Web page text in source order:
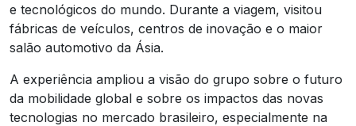
e tecnológicos do mundo. Durante a viagem, visitou
fábricas de veículos, centros de inovação e o maior
salão automotivo da Ásia.
A experiência ampliou a visão do grupo sobre o futuro
da mobilidade global e sobre os impactos das novas
tecnologias no mercado brasileiro, especialmente na